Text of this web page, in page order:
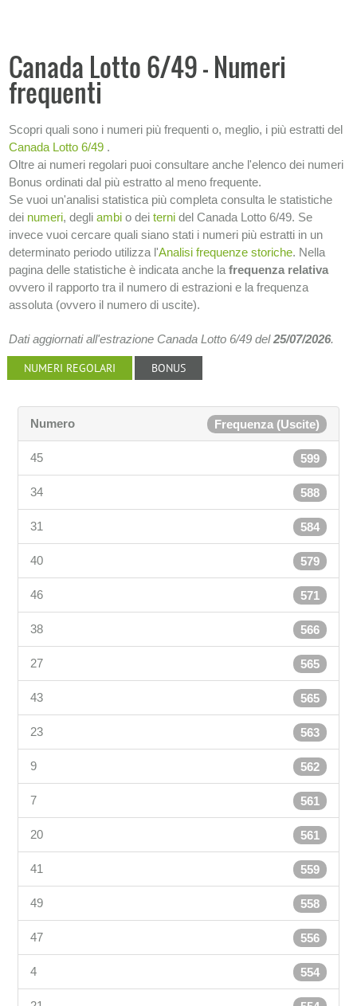
Ambi con capogioco
Terni
Condizioni
Analisi frequenze storiche
SISTEMI
INFORMAZIONI SULLA LOTTERIA
Canada Lotto 6/49 - Numeri
frequenti
Scopri quali sono i numeri più frequenti o, meglio, i più estratti del
Canada Lotto 6/49 .
Oltre ai numeri regolari puoi consultare anche l'elenco dei numeri
Bonus ordinati dal più estratto al meno frequente.
Se vuoi un'analisi statistica più completa consulta le statistiche
dei numeri, degli ambi o dei terni del Canada Lotto 6/49. Se
invece vuoi cercare quali siano stati i numeri più estratti in un
determinato periodo utilizza l'Analisi frequenze storiche. Nella
pagina delle statistiche è indicata anche la frequenza relativa
ovvero il rapporto tra il numero di estrazioni e la frequenza
assoluta (ovvero il numero di uscite).
Dati aggiornati all'estrazione Canada Lotto 6/49 del25/07/2026.
NUMERI REGOLARI BONUS
Frequenza (Uscite)
Numero
599
45
588
34
584
31
579
40
571
46
566
38
565
27
565
43
563
23
562
9
561
7
561
20
559
41
558
49
556
47
554
4